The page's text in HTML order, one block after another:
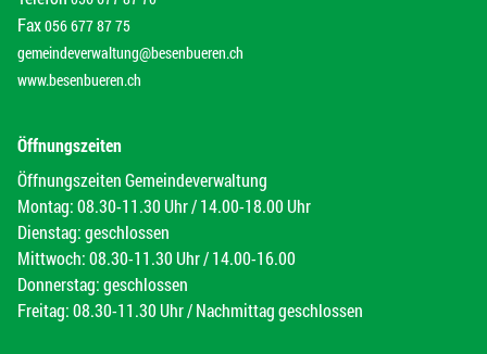
Fax056 677 87 75
gemeindeverwaltung@besenbueren.ch
www.besenbueren.ch
Öffnungszeiten
Öffnungszeiten Gemeindeverwaltung
Montag: 08.30-11.30 Uhr / 14.00-18.00 Uhr
Dienstag: geschlossen
Mittwoch: 08.30-11.30 Uhr / 14.00-16.00
Donnerstag: geschlossen
Freitag: 08.30-11.30 Uhr / Nachmittag geschlossen